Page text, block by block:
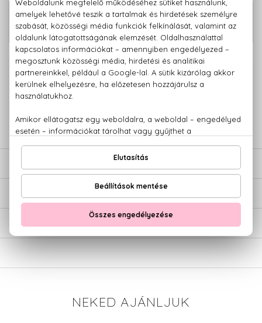
Place Vendôme Eau De Toilette
12.310 Ft -
tól
100% eredeti termékek,14 napos visszaküldési garanciával
Kérdésed van, elakadtál? Hívd ügyfélszolgálatunkat:
SZÁLLÍTÁS
NEKED AJÁNLJUK